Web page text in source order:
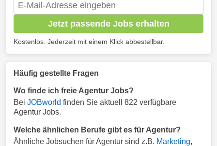
Jetzt passende Jobs erhalten
Kostenlos. Jederzeit mit einem Klick abbestellbar.
Häufig gestellte Fragen
Wo finde ich freie Agentur Jobs?
Bei JOBworld finden Sie aktuell 822 verfügbare
Agentur Jobs.
Welche ähnlichen Berufe gibt es für Agentur?
Ähnliche Jobsuchen für Agentur sind z.B. Marketing,